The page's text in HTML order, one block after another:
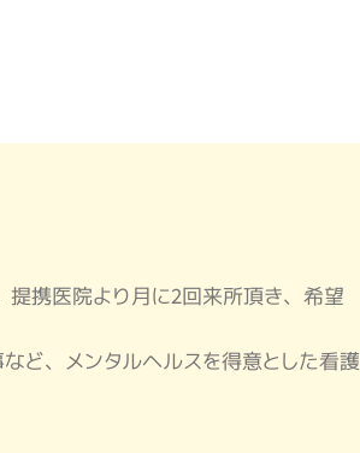
携医院より月に2回来所頂き、希望
ど、メンタルヘルスを得意とした看護